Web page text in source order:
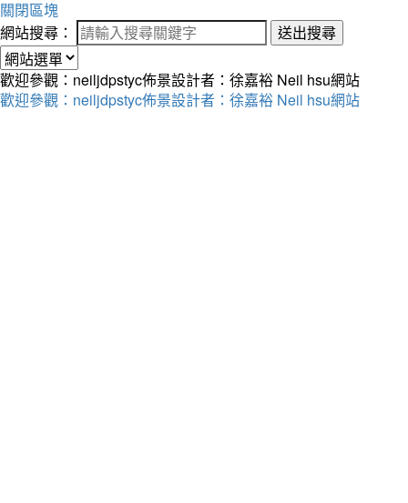
關閉區塊
網站搜尋：
送出搜尋
歡迎參觀：neiljdpstyc佈景設計者：徐嘉裕 Neil hsu網站
歡迎參觀：neiljdpstyc佈景設計者：徐嘉裕 Neil hsu網站